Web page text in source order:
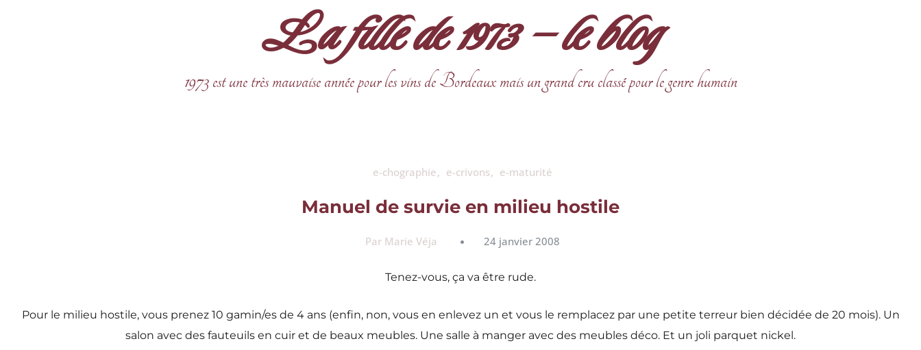
La fille de 1973 – le blog
1973 est une très mauvaise année pour les vins de Bordeaux mais un grand cru classé pour le genre humain
e-chographie e-crivons e-maturité
Manuel de survie en milieu hostile
Par Marie Véja 24 janvier 2008
Tenez-vous, ça va être rude.
Pour le milieu hostile, vous prenez 10 gamin/es de 4 ans (enfin, non, vous en enlevez un et vous le remplacez par une petite terreur bien décidée de 20 mois). Un
salon avec des fauteuils en cuir et de beaux meubles. Une salle à manger avec des meubles déco. Et un joli parquet nickel.